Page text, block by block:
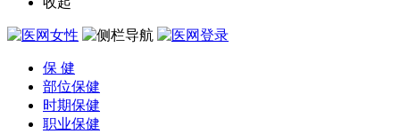
保 健
部位保健
时期保健
职业保健